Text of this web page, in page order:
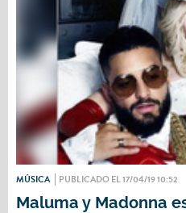
MÚSICA PUBLICADO EL 17/04/19 10:52
Maluma y Madonna